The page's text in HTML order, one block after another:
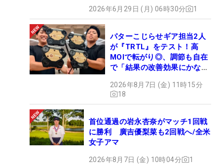
2026年6月29日 (月) 06時30分 1
パターこじらせギア担当2人
が『TRTL』をテスト！高
MOIで転がり◎、調節も自在
で「結果の改善効果にかなり
2026年8月7日 (金) 11時15分
18
首位通過の岩永杏奈がマッチ1回戦
に勝利 廣吉優梨菜も2回戦へ/全米
女子アマ
2026年8月7日 (金) 10時04分 1